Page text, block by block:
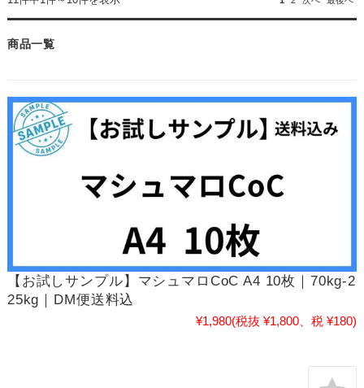
商品一覧
【お試しサンプル】マシュマロCoC A4 10枚｜70kg-2
25kg｜DM便送料込
¥1,980(税抜 ¥1,800、税 ¥180)